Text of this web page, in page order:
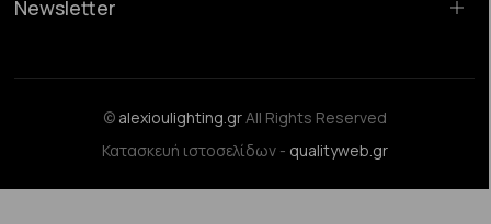
Newsletter
© alexioulighting.grAll Rights Reserved
Κατασκευή ιστοσελίδων - qualityweb.gr